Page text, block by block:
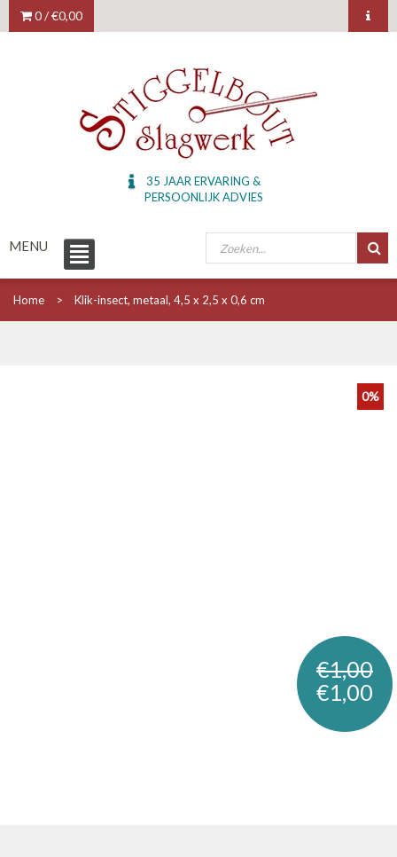
0 /€0,00
35 JAAR ERVARING &
PERSOONLIJK ADVIES
MENU
Home Klik-insect, metaal, 4,5 x 2,5 x 0,6 cm
0%
€1,00
€1,00